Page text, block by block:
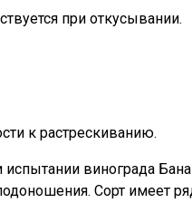
при откусывании.
к растрескиванию.
винограда
Сорт имеет